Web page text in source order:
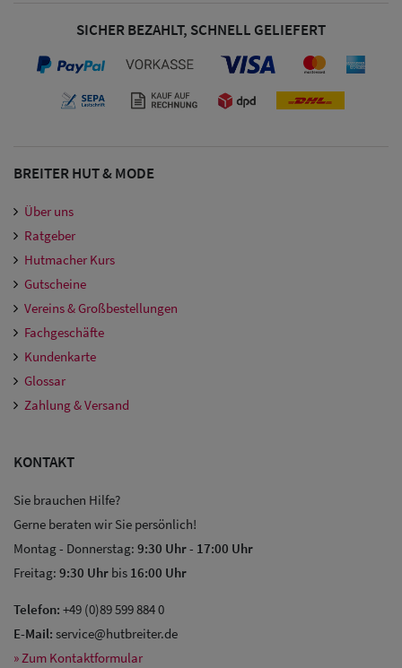
Snapback Caps
Damen Caps
Großgrößen
SICHER BEZAHLT, SCHNELL GELIEFERT
BREITER HUT & MODE
Über uns
Ratgeber
Hutmacher Kurs
Gutscheine
Vereins & Großbestellungen
Fachgeschäfte
Kundenkarte
Glossar
Zahlung & Versand
KONTAKT
Sie brauchen Hilfe?
Gerne beraten wir Sie persönlich!
Montag - Donnerstag: 9:30 Uhr- 17:00 Uhr
Freitag: 9:30 Uhr bis 16:00 Uhr
Telefon: +49 (0)89 599 884 0
E-Mail: service@hutbreiter.de
» Zum Kontaktformular